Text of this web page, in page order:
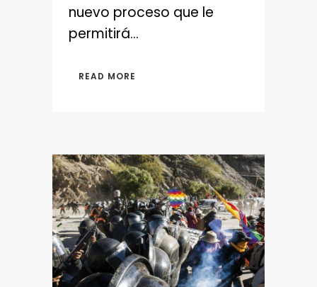
nuevo proceso que le
permitirá...
READ MORE